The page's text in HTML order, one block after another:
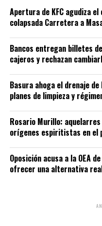
Apertura de KFC agudiza
colapsada Carretera a
Bancos entregan billetes
cajeros y rechazan
Basura ahoga el drenaje
planes de limpieza y
Rosario Murillo:
orígenes espiritistas en el
Oposición acusa a la OEA
ofrecer una alternativa